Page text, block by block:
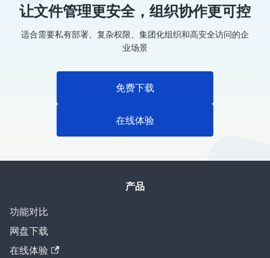
让文件管理更安全，组织协作更可控
适合需要私有部署、复杂权限、集团化组织和高安全访问的企
业场景
免费下载
在线体验
产品
功能对比
网盘下载
在线体验